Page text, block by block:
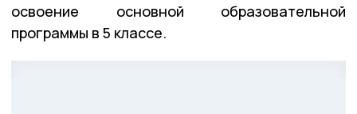
освоение основной образовательной
программы в 5 классе.